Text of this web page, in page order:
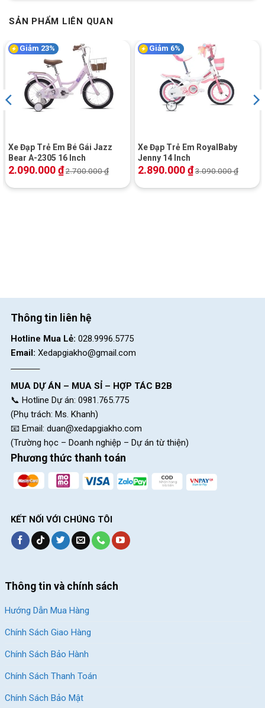
SẢN PHẨM LIÊN QUAN
Giảm 23%
Xe Đạp Trẻ Em Bé Gái Jazz
Bear A-2305 16 Inch
2.090.000₫2.700.000₫
Giảm 6%
Xe Đạp Trẻ Em RoyalBaby
Jenny 14 Inch
2.890.000₫3.090.000₫
Thông tin liên hệ
Hotline Mua Lẻ: 028.9996.5775
Email: Xedapgiakho@gmail.com
MUA DỰ ÁN – MUA SỈ – HỢP TÁC B2B
📞 Hotline Dự án: 0981.765.775
(Phụ trách: Ms. Khanh)
📧 Email: duan@xedapgiakho.com
(Trường học – Doanh nghiệp – Dự án từ thiện)
Phương thức thanh toán
KẾT NỐI VỚI CHÚNG TÔI
Thông tin và chính sách
Hướng Dẫn Mua Hàng
Chính Sách Giao Hàng
Chính Sách Bảo Hành
Chính Sách Thanh Toán
Chính Sách Bảo Mật